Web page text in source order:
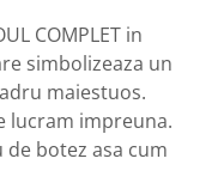
COMPLET in
simbolizeaza un
maiestuos.
lucram impreuna.
botez asa cum